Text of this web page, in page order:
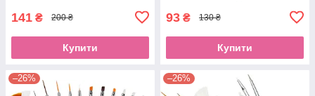
141 ₴ 200 ₴
Купити
93 ₴ 130 ₴
Купити
–26% –26%